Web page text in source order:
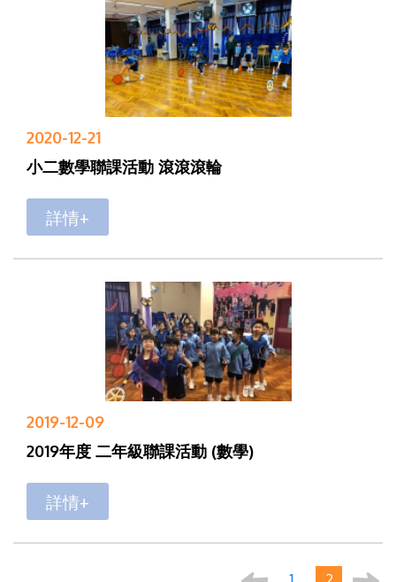
2020-12-21
小二數學聯課活動 滾滾滾輪
詳情+
2019-12-09
2019年度 二年級聯課活動 (數學)
詳情+